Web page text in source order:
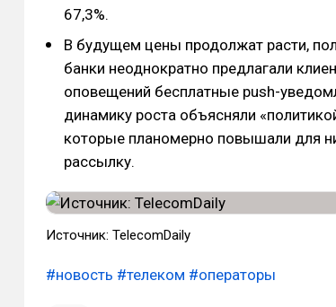
67,3%.
В будущем цены продолжат расти,
банки неоднократно предлагали
оповещений бесплатные push-
динамику роста объясняли
которые планомерно повышали для
рассылку.
Источник: TelecomDaily
#новость #телеком #операторы